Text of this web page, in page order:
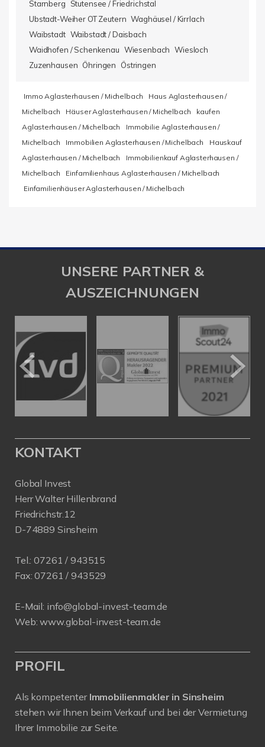
Starnberg
Stutensee / Friedrichstal
Ubstadt-Weiher OT Zeutern Waghäusel / Kirrlach
Waibstadt Waibstadt / Daisbach
Waidhofen / Schenkenau Wiesenbach Wiesloch
Zuzenhausen Öhringen Östringen
Immo Aglasterhausen / Michelbach
Haus Aglasterhausen /
Michelbach
Häuser Aglasterhausen / Michelbach
kaufen
Aglasterhausen / Michelbach
Immobilie Aglasterhausen /
Michelbach
Immobilien Aglasterhausen / Michelbach
Hauskauf
Aglasterhausen / Michelbach
Immobilienkauf Aglasterhausen /
Michelbach
Einfamilienhaus Aglasterhausen / Michelbach
Einfamilienhäuser Aglasterhausen / Michelbach
UNSERE PARTNER &
AUSZEICHNUNGEN
KONTAKT
Global Invest
Herr Walter Hillenbrand
Friedrichstr.12
D-74889 Sinsheim
Tel.:07261 / 943515
Fax: 07261 / 943529
E-Mail: info@global-invest-team.de
Web:www.global-invest-team.de
PROFIL
Als kompetenter Immobilienmakler in Sinsheim
stehen wir Ihnen beim Verkauf und bei der Vermietung
Ihrer Immobilie zur Seite.